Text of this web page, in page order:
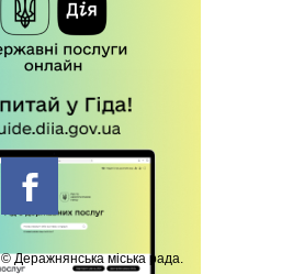
© Деражнянська міська рада.